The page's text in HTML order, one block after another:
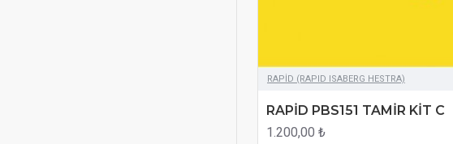
RAPİD (RAPID ISABERG HESTRA)
RAPİD PBS151 TAMİR KİT C
1.200,00 ₺